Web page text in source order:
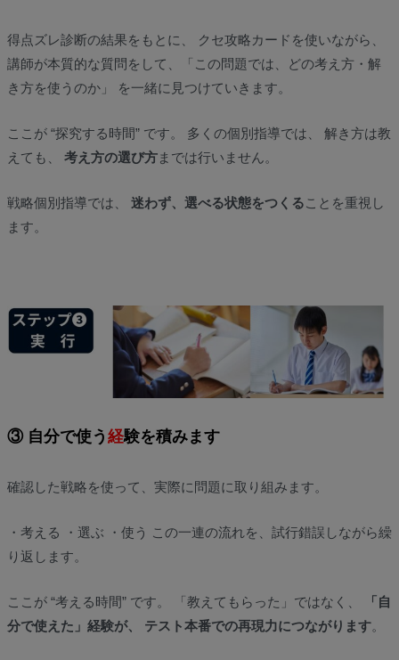
得点ズレ診断の結果をもとに、 クセ攻略カードを使いながら、
講師が本質的な質問をして、「この問題では、どの考え方・解
き方を使うのか」 を一緒に見つけていきます。
ここが “探究する時間” です。 多くの個別指導では、 解き方は教
えても、 考え方の選び方までは行いません。
戦略個別指導では、 迷わず、選べる状態をつくることを重視し
ます。
③ 自分で使う 経験を積みます
確認した戦略を使って、実際に問題に取り組みます。
・考える ・選ぶ ・使う この一連の流れを、試行錯誤しながら繰
り返します。
ここが “考える時間” です。 「教えてもらった」ではなく、
「自
分で使えた」経験が、 テスト本番での再現力につながります。